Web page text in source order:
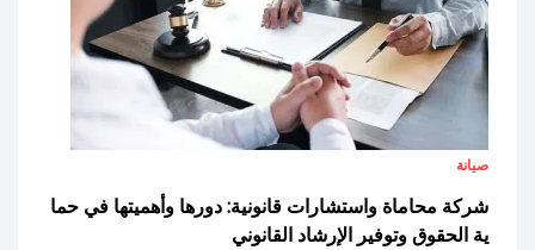
صيانة
شركة محاماة واستشارات قانونية: دورها وأهميتها في حما
ية الحقوق وتوفير الإرشاد القانوني